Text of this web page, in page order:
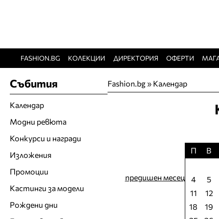
FASHION.BG КОЛЕКЦИИ ДИРЕКТОРИЯ ОФЕРТИ
Fashion.bg» Календар
предишен месец
П
В
4
5
11
12
18
19
Събития
Календар
Модни ревюта
Конкурси и награди
Изложения
Промоции
Кастинги за модели
Рождени дни